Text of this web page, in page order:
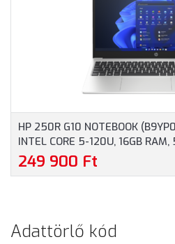
EZÜSTSZÜRKE SZÍNBEN
HP 250R G10 NOTEBOOK
INTEL CORE 5-120U, 16GB RAM,
BILLENTYŰZET, WINDOWS 11
EZÜSTSZÜRKE SZÍNBEN
249 900 Ft
Adattörlő kód